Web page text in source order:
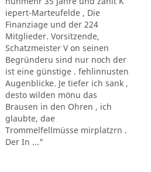
iepert-Marteufelde , Die
Finanziage und der 224
Mitglieder. Vorsitzende,
Schatzmeister V on seinen
Begründeru sind nur noch der
ist eine günstige . fehlinnusten
Augenblicke. Je tiefer ich sank ,
desto wilden mönu das
Brausen in den Ohren , ich
glaubte, dae
Trommelfellmüsse mirplatzrn .
Der In ..."